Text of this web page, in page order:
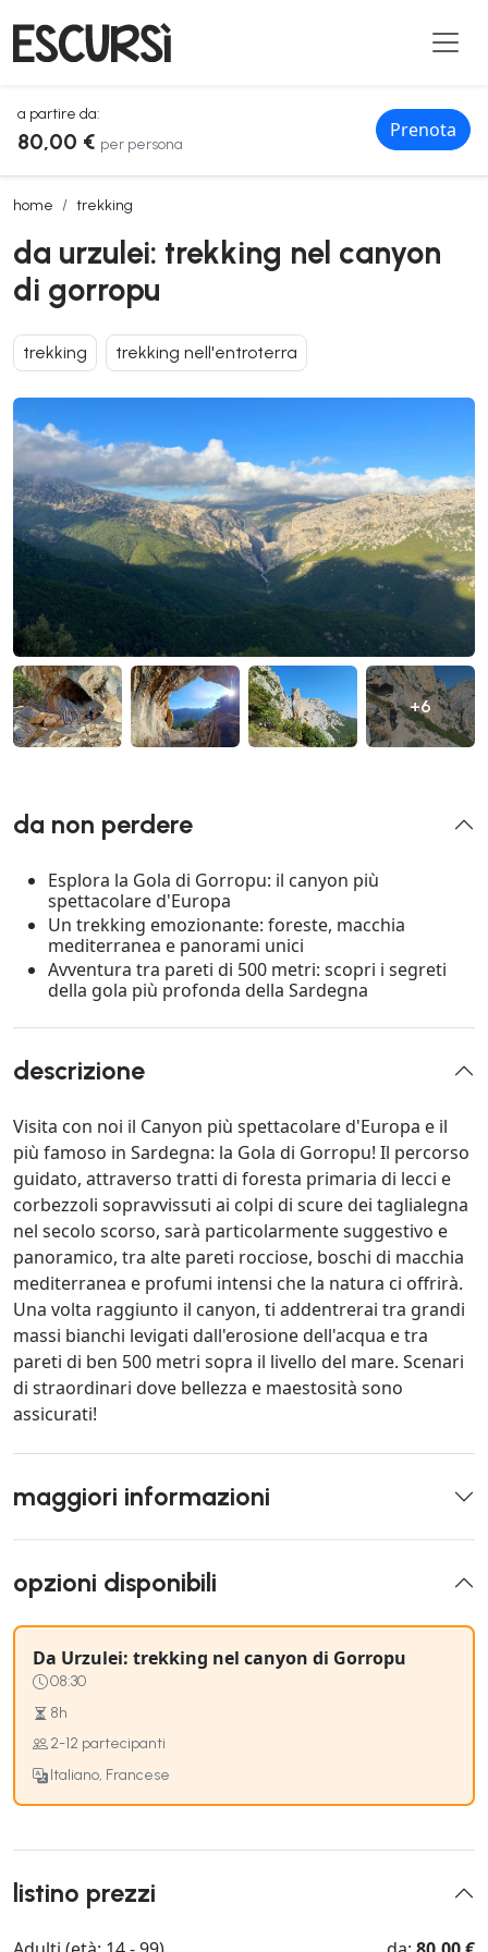
a partire da:
80,00 € per persona
Prenota
home trekking
da urzulei: trekking nel canyon di gorropu
da urzulei: trekking nel canyon
di gorropu
trekking trekking nell'entroterra
+6
da non perdere
Esplora la Gola di Gorropu: il canyon più
spettacolare d'Europa
Un trekking emozionante: foreste, macchia
mediterranea e panorami unici
Avventura tra pareti di 500 metri: scopri i segreti
della gola più profonda della Sardegna
descrizione
Visita con noi il Canyon più spettacolare d'Europa e il
più famoso in Sardegna: la Gola di Gorropu! Il percorso
guidato, attraverso tratti di foresta primaria di lecci e
corbezzoli sopravvissuti ai colpi di scure dei taglialegna
nel secolo scorso, sarà particolarmente suggestivo e
panoramico, tra alte pareti rocciose, boschi di macchia
mediterranea e profumi intensi che la natura ci offrirà.
Una volta raggiunto il canyon, ti addentrerai tra grandi
massi bianchi levigati dall'erosione dell'acqua e tra
pareti di ben 500 metri sopra il livello del mare. Scenari
di straordinari dove bellezza e maestosità sono
assicurati!
maggiori informazioni
opzioni disponibili
Da Urzulei: trekking nel canyon di Gorropu
08:30
8h
2-12 partecipanti
Italiano, Francese
listino prezzi